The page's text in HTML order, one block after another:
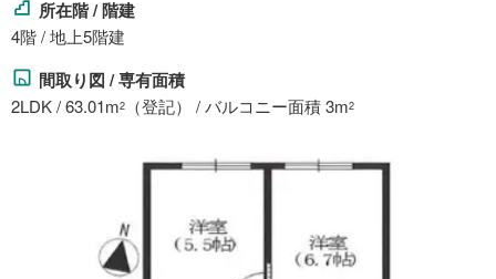
所在階 / 階建
4階 / 地上5階建
間取り図 / 専有面積
2LDK / 63.01m2 （登記） / バルコニー面積 3m2